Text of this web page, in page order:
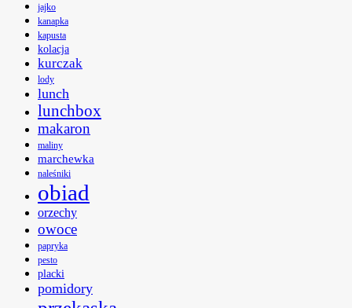
jajko
kanapka
kapusta
kolacja
kurczak
lody
lunch
lunchbox
makaron
maliny
marchewka
naleśniki
obiad
orzechy
owoce
papryka
pesto
placki
pomidory